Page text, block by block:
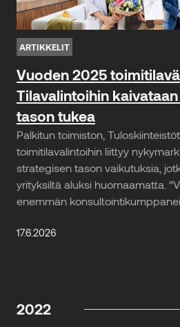
ARTIKKELIT
Vuoden 2025
Tilavalintoihin
tason tukea
Palkitun toimiston,
toimitilavalintoihin liittyy
strategisen tason vaikutuksia,
yrityksiltä aluksi huomaamatta.
enemmän
17.6.2026
2022